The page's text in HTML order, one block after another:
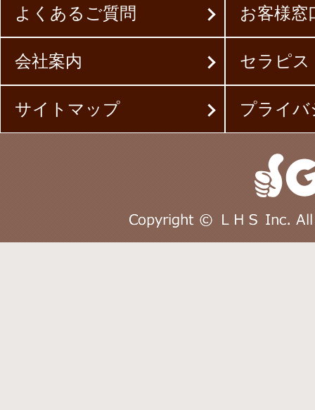
よくあるご質問 お客様窓
会社案内 セラピス
サイトマップ プライ